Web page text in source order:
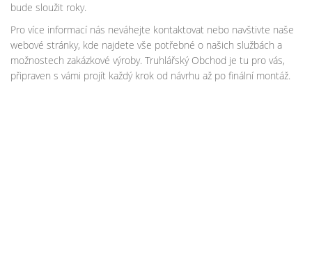
bude sloužit roky.
Pro více informací nás neváhejte kontaktovat nebo navštivte naše
webové stránky, kde najdete vše potřebné o našich službách a
možnostech zakázkové výroby. Truhlářský Obchod je tu pro vás,
připraven s vámi projít každý krok od návrhu až po finální montáž.